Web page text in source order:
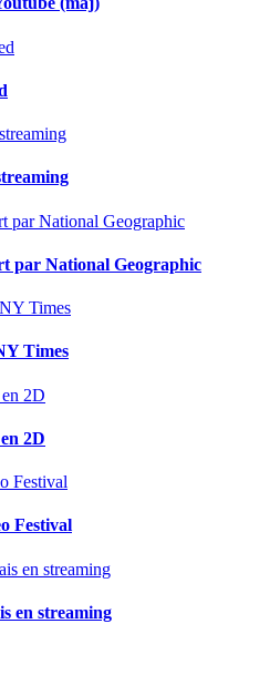
par National Geographic
Times
2D
Festival
en streaming